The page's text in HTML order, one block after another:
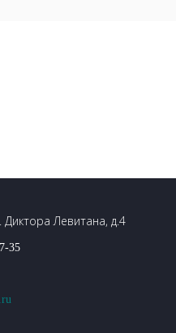
Диктора Левитана, д.4
35